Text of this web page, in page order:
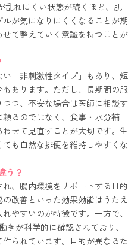
乱れにくい状態が続くほど、肌
が気になりにくくなることが期
て整えていく意識を持つことが
「非刺激性タイプ」もあり、短
あります。ただし、長期間の服
つ、不安な場合は医師に相談す
るのではなく、食事・水分補
せて見直すことが大切です。生
も自然な排便を維持しやすくな
う？
、腸内環境をサポートする目的
改善といった効果効能はうたえ
やすいのが特徴です。一方で、
が科学的に確認されており、
られています。目的が異なるた